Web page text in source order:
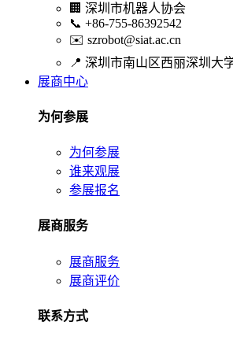
🏢 深圳市机器人协会
📞 +86-755-86392542
✉️ szrobot@siat.ac.cn
📍 深圳市南山区西丽深圳大
展商中心
为何参展
为何参展
谁来观展
参展报名
展商服务
展商服务
展商评价
联系方式